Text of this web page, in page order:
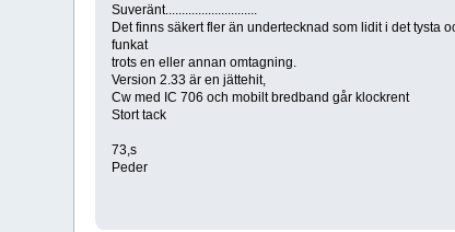
Suveränt............................
Det finns säkert fler än undertecknad som lidit i det tysta
funkat
trots en eller annan omtagning.
Version 2.33 är en jättehit,
Cw med IC 706 och mobilt bredband går klockrent
Stort tack
73,s
Peder